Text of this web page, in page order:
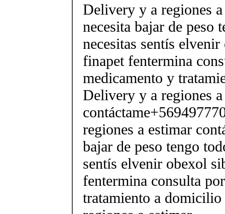
Delivery y a regiones
necesita bajar de peso
necesitas sentís
finapet fentermina
medicamento y
Delivery y a regiones
regiones a estimar
bajar de peso tengo
sentís elvenir obexol
fentermina consulta
tratamiento a